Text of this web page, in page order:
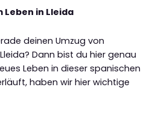
Leben in Lleida
deinen Umzug von
Dann bist du hier genau
Leben in dieser spanischen
haben wir hier wichtige